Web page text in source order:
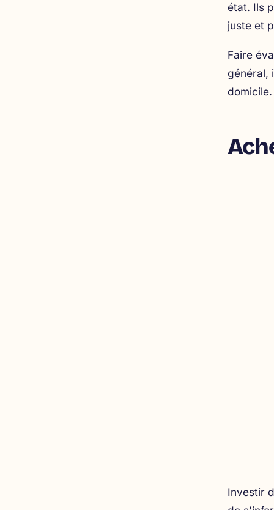
état. Ils
juste et
Faire
général,
Investir